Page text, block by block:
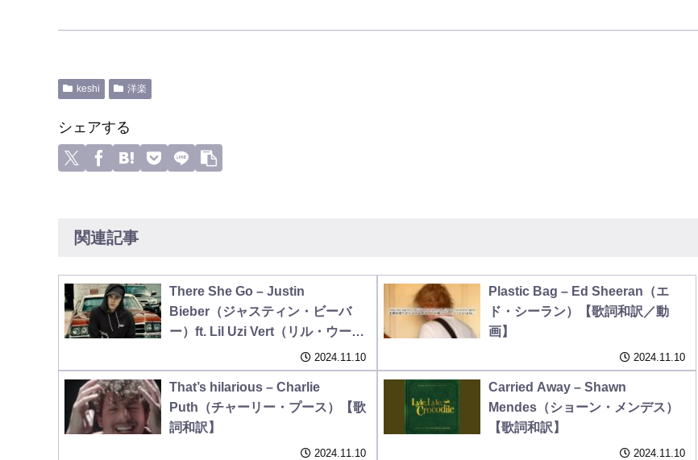
keshi 洋楽
シェアする
関連記事
There She Go – Justin
Bieber（ジャスティン・ビーバ
ー）ft. Lil Uzi Vert（リル・ウージ
ー・ヴァート）【歌詞和訳】2024.11.10
Plastic Bag – Ed Sheeran（エ
ド・シーラン）【歌詞和訳／動
画】
2024.11.10
That’s hilarious – Charlie
Puth（チャーリー・プース）【歌
詞和訳】
2024.11.10
Carried Away – Shawn
Mendes（ショーン・メンデス）
【歌詞和訳】
2024.11.10